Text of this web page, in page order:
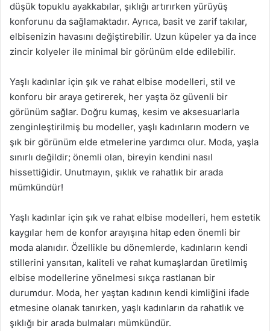
düşük topuklu ayakkabılar, şıklığı artırırken yürüyüş
konforunu da sağlamaktadır. Ayrıca, basit ve zarif takılar,
elbisenizin havasını değiştirebilir. Uzun küpeler ya da ince
zincir kolyeler ile minimal bir görünüm elde edilebilir.
Yaşlı kadınlar için şık ve rahat elbise modelleri, stil ve
konforu bir araya getirerek, her yaşta öz güvenli bir
görünüm sağlar. Doğru kumaş, kesim ve aksesuarlarla
zenginleştirilmiş bu modeller, yaşlı kadınların modern ve
şık bir görünüm elde etmelerine yardımcı olur. Moda, yaşla
sınırlı değildir; önemli olan, bireyin kendini nasıl
hissettiğidir. Unutmayın, şıklık ve rahatlık bir arada
mümkündür!
Yaşlı kadınlar için şık ve rahat elbise modelleri, hem estetik
kaygılar hem de konfor arayışına hitap eden önemli bir
moda alanıdır. Özellikle bu dönemlerde, kadınların kendi
stillerini yansıtan, kaliteli ve rahat kumaşlardan üretilmiş
elbise modellerine yönelmesi sıkça rastlanan bir
durumdur. Moda, her yaştan kadının kendi kimliğini ifade
etmesine olanak tanırken, yaşlı kadınların da rahatlık ve
şıklığı bir arada bulmaları mümkündür.